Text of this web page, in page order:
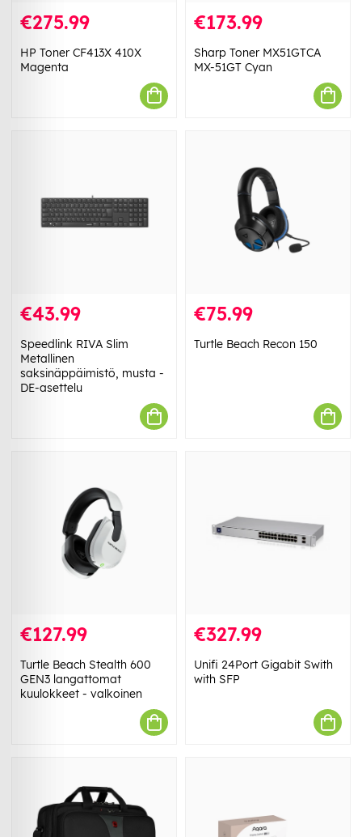
€275.99
HP Toner CF413X 410X
Magenta
€173.99
Sharp Toner MX51GTCA
MX-51GT Cyan
€43.99
Speedlink RIVA Slim
Metallinen
saksinäppäimistö, musta -
DE-asettelu
€75.99
Turtle Beach Recon 150
€127.99
Turtle Beach Stealth 600
GEN3 langattomat
kuulokkeet - valkoinen
€327.99
Unifi 24Port Gigabit Swith
with SFP